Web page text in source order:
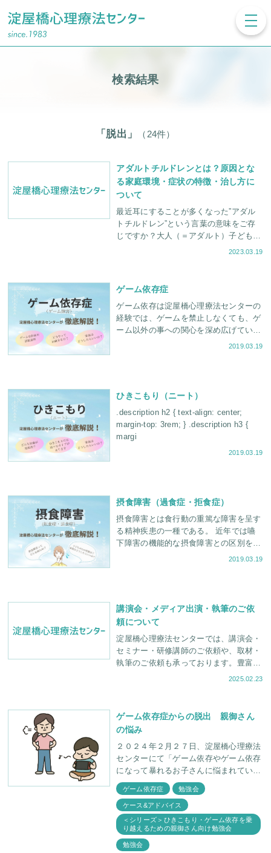
検索結果
「脱出」 （24件）
アダルトチルドレンとは？原因とな
る家庭環境・症状の特徴・治し方に
ついて
最近耳にすることが多くなった”アダル
トチルドレン”という言葉の意味をご存
じですか？大人（＝アダルト）子ども
（＝チルドレン）という言葉の響きから
2023.03.19
ゲーム依存症
ゲーム依存は淀屋橋心理療法センターの
経験では、ゲームを禁止しなくても、ゲ
ーム以外の事への関心を深め広げていっ
たり、親子関係の改善をはかる中で、解
2019.03.19
ひきこもり（ニート）
.description h2 { text-align: center;
margin-top: 3rem; } .description h3 {
margi
2019.03.19
摂食障害（過食症・拒食症）
摂食障害とは食行動の重篤な障害を呈す
る精神疾患の一種である。 近年では嚥
下障害の機能的な摂食障害との区別をつ
けるため、中枢性摂食異常症とも呼ばれ
2019.03.19
講演会・メディア出演・執筆のご依
頼について
淀屋橋心理療法センターでは、講演会・
セミナー・研修講師のご依頼や、取材・
執筆のご依頼も承っております。豊富な
経験を持つカウンセラーが対応させてい
2025.02.23
ゲーム依存症からの脱出 親御さん
の悩み
２０２４年２月２７日、淀屋橋心理療法
センターにて「ゲーム依存やゲーム依存
になって暴れるお子さんに悩まれている
親御さん向け治療説明会」が開催されま
した。今回の説明会は、定番の「ケース
紹介」や「所長のQ&
ゲーム依存症 勉強会
ケース&アドバイス
＜シリーズ＞ひきこもり・ゲーム依存を乗
り越えるための親御さん向け勉強会
勉強会